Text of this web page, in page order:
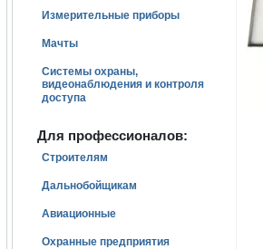
Измерительные приборы
Мачты
Системы охраны,
видеонаблюдения и контроля
доступа
Для профессионалов:
Строителям
Дальнобойщикам
Авиационные
Охранные предприятия